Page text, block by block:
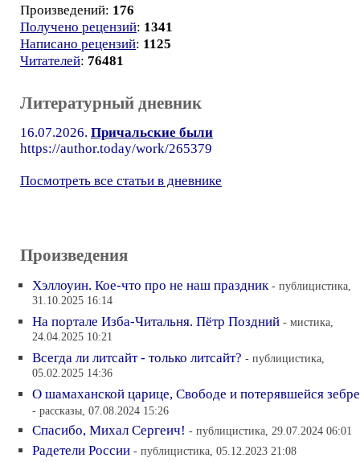
Произведений: 176
Получено рецензий: 1341
Написано рецензий: 1125
Читателей: 76481
Литературный дневник
16.07.2026. Причальские были
https://author.today/work/265379
Посмотреть все статьи в дневнике
Произведения
Хэллоуин. Кое-что про не наш праздник - публицистика,
31.10.2025 16:14
На портале Изба-Читальня. Пётр Поздний - мистика,
24.04.2025 10:21
Всегда ли литсайт - только литсайт? - публицистика,
05.02.2025 14:36
О шамаханской царице, Свободе и потерявшейся зебре
- рассказы, 07.08.2024 15:26
Спасибо, Михал Сергеич! - публицистика, 29.07.2024 06:01
Радетели России - публицистика, 05.12.2023 21:08